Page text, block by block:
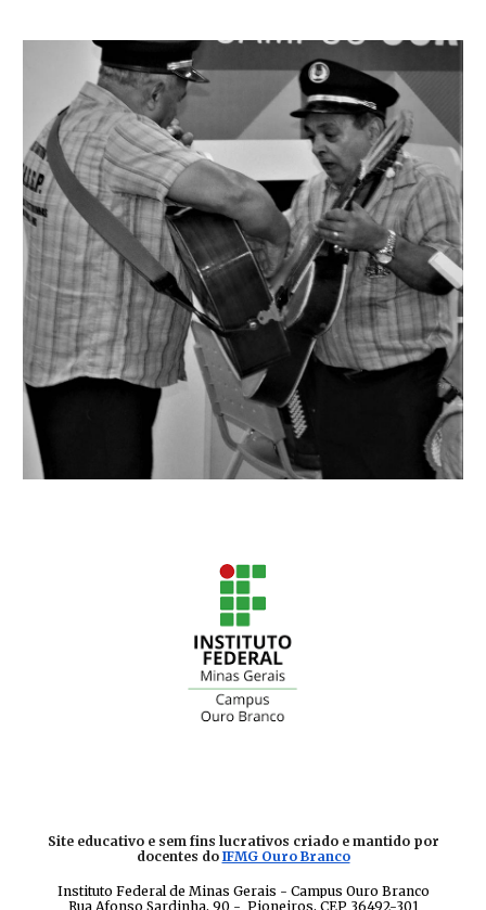
Site educativo e sem fins lucrativos criado e mantido por
docentes do IFMG Ouro Branco
Instituto Federal de Minas Gerais - Campus Ouro Branco
Rua Afonso Sardinha, 90 - Pioneiros, CEP 36492-301